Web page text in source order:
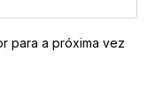
para a próxima vez